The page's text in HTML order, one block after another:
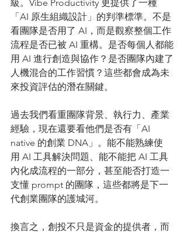
級。Vibe Productivity 更提供了一種
「AI 原生組織設計」的判準標準。不是
看團隊是否用了 AI，而是觀察整個工作
流程是否已被 AI 重構。是否每個人都能
用 AI 進行創造與協作？是否團隊內建了
人機混合的工作習慣？這些都會成為未
來投資評估的潛在關鍵。
過去我們看重團隊背景、執行力、產業
經驗，現在還要看他們是否有「AI
native 的創業 DNA」。能不能熟練使
用 AI 工具解決問題、能不能把 AI 工具
內化成流程的一部分，甚至能否打造一
支懂 prompt 的團隊，這些都將是下一
代創業團隊的護城河。
換言之，創投不只是資金的提供者，而